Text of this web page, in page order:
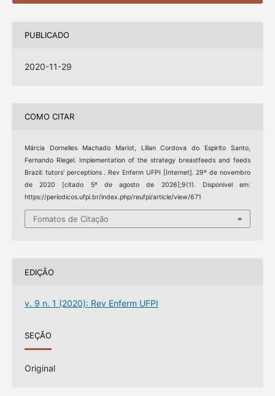
PUBLICADO
2020-11-29
COMO CITAR
Márcia Dornelles Machado Mariot, Lílian Cordova do Espirito Santo,
Fernando Riegel. Implementation of the strategy breastfeeds and feeds
Brazil: tutors’ perceptions . Rev Enferm UFPI [Internet]. 29º de novembro
de 2020 [citado 5º de agosto de 2026];9(1). Disponível em:
https://periodicos.ufpi.br/index.php/reufpi/article/view/671
Fomatos de Citação
EDIÇÃO
v. 9 n. 1 (2020): Rev Enferm UFPI
SEÇÃO
Original